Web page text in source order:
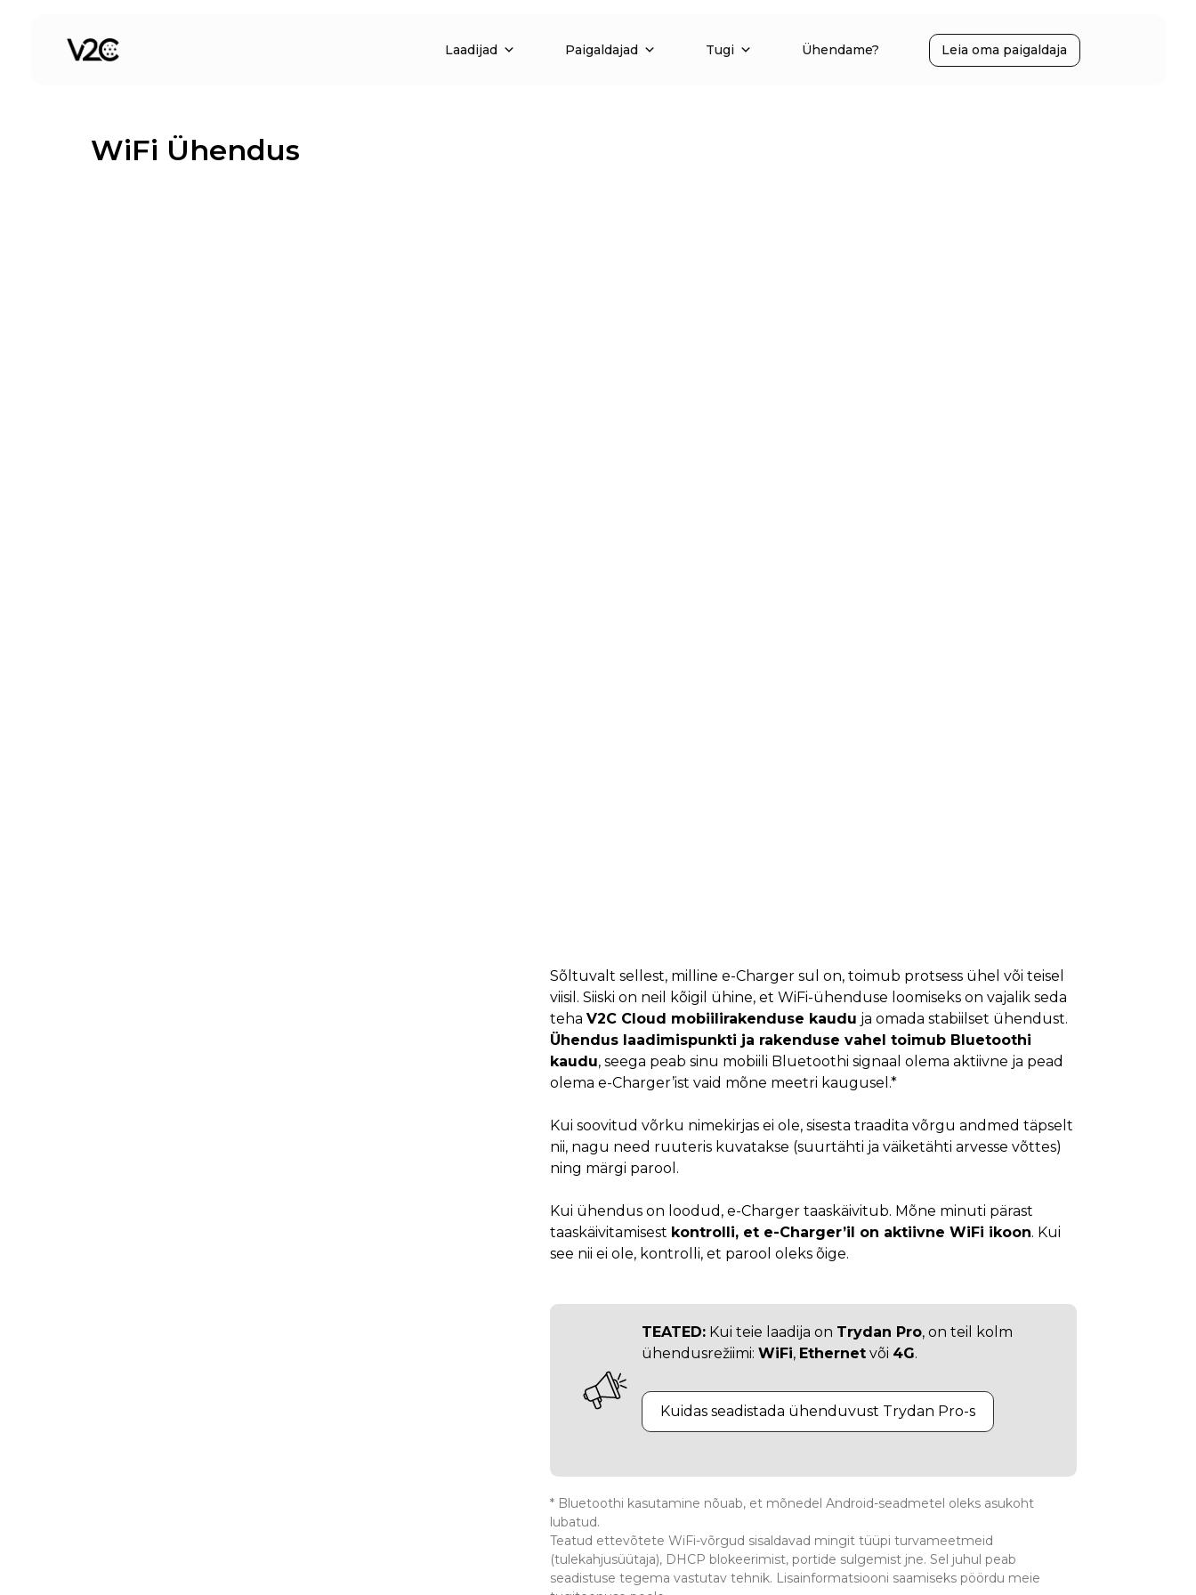
Laadijad Paigaldajad Tugi Ühendame? Leia oma paigaldaja
WiFi Ühendus
Sõltuvalt sellest, milline e-Charger sul on, toimub protsess ühel või teisel
viisil. Siiski on neil kõigil ühine, et WiFi-ühenduse loomiseks on vajalik seda
tehaV2C Cloud mobiilirakenduse kaudu ja omada stabiilset ühendust.
Ühendus laadimispunkti ja rakenduse vahel toimub Bluetoothi
kaudu, seega peab sinu mobiili Bluetoothi signaal olema aktiivne ja pead
olema e-Charger’ist vaid mõne meetri kaugusel.*
Kui soovitud võrku nimekirjas ei ole, sisesta traadita võrgu andmed täpselt
nii, nagu need ruuteris kuvatakse (suurtähti ja väiketähti arvesse võttes)
ning märgi parool.
Kui ühendus on loodud, e-Charger taaskäivitub. Mõne minuti pärast
taaskäivitamisest kontrolli, et e-Charger’il on aktiivne WiFi ikoon. Kui
see nii ei ole, kontrolli, et parool oleks õige.
TEATED:Kui teie laadija on Trydan Pro, on teil kolm
ühendusrežiimi: WiFi, Ethernetvõi 4G.
Kuidas seadistada ühenduvust Trydan Pro-s
* Bluetoothi kasutamine nõuab, et mõnedel Android-seadmetel oleks asukoht
lubatud.
Teatud ettevõtete WiFi-võrgud sisaldavad mingit tüüpi turvameetmeid
(tulekahjusüütaja), DHCP blokeerimist, portide sulgemist jne. Sel juhul peab
seadistuse tegema vastutav tehnik. Lisainformatsiooni saamiseks pöördu meie